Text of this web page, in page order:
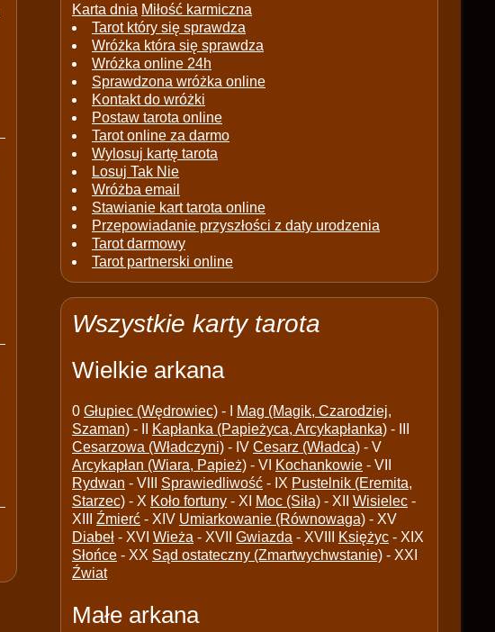
Karta dnia Miłość karmiczna
Tarot który się sprawdza
Wróżka która się sprawdza
Wróżka online 24h
Sprawdzona wróżka online
Kontakt do wróżki
Postaw tarota online
Tarot online za darmo
Wylosuj kartę tarota
Losuj Tak Nie
Wróżba email
Stawianie kart tarota online
Przepowiadanie przyszłości z daty urodzenia
Tarot darmowy
Tarot partnerski online
Wszystkie karty tarota
Wielkie arkana
0 Głupiec (Wędrowiec) - I
Mag (Magik, Czarodziej,
Szaman) - II Kapłanka (Papieżyca, Arcykapłanka) - III
Cesarzowa (Władczyni) - IV Cesarz (Władca) - V
Arcykapłan (Wiara, Papież) - VI Kochankowie - VII
Rydwan - VIII Sprawiedliwość - IX Pustelnik (Eremita,
Starzec) - X Koło fortuny - XI Moc (Siła) - XII Wisielec -
XIII Źmierć - XIV Umiarkowanie (Równowaga) - XV
Diabeł - XVI Wieża - XVII Gwiazda - XVIII Księżyc - XIX
Słońce - XX Sąd ostateczny (Zmartwychwstanie) - XXI
Źwiat
Małe arkana